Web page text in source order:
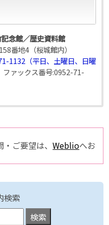
念館／歴史資料館
番地4（桜城館内）
1132（平日、土曜日、日曜
ファックス番号:0952-71-
・ご要望は、Weblioへお
検索